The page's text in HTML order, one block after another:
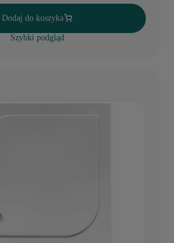
Dodaj do koszyka
Szybki podgląd